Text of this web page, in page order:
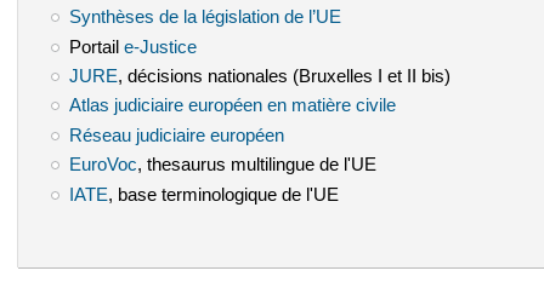
Synthèses de la législation de l’UE
Portail e-Justice(le lien est externe)
JURE(le lien est externe)
, décisions nationales (Bruxelles I et II bis)
Atlas judiciaire européen en matière civile(le lien est externe)
Réseau judiciaire européen(le lien est externe)
EuroVoc(le lien est externe)
, thesaurus multilingue de l'UE
IATE (le lien est externe)
, base terminologique de l'UE